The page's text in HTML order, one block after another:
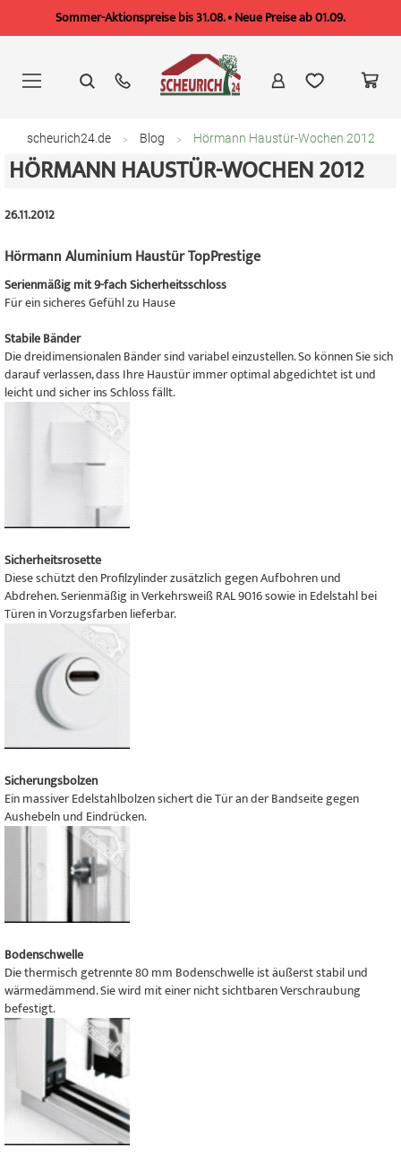
Sommer-Aktionspreise bis 31.08. • Neue Preise ab 01.09.
springen
scheurich24.de Blog Hörmann Haustür-Wochen 2012
HÖRMANN HAUSTÜR-WOCHEN 2012
26.11.2012
Hörmann Aluminium Haustür TopPrestige
Serienmäßig mit 9-fach Sicherheitsschloss
Für ein sicheres Gefühl zu Hause
Stabile Bänder
Die dreidimensionalen Bänder sind variabel einzustellen. So können Sie sich
darauf verlassen, dass Ihre Haustür immer optimal abgedichtet ist und
leicht und sicher ins Schloss fällt.
Sicherheitsrosette
Diese schützt den Profilzylinder zusätzlich gegen Aufbohren und
Abdrehen. Serienmäßig in Verkehrsweiß RAL 9016 sowie in Edelstahl bei
Türen in Vorzugsfarben lieferbar.
Sicherungsbolzen
Ein massiver Edelstahlbolzen sichert die Tür an der Bandseite gegen
Aushebeln und Eindrücken.
Bodenschwelle
Die thermisch getrennte 80 mm Bodenschwelle ist äußerst stabil und
wärmedämmend. Sie wird mit einer nicht sichtbaren Verschraubung
befestigt.